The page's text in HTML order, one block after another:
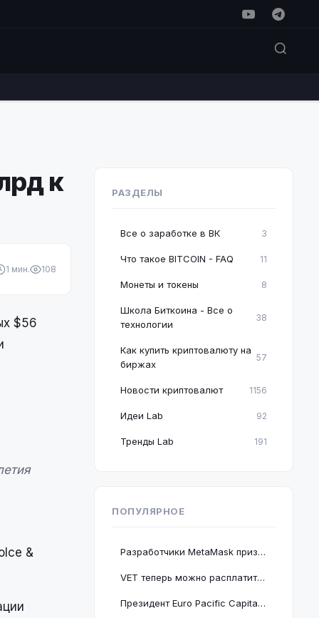
к
1 мин. 108
$56
&
РАЗДЕЛЫ
Все о заработке в ВК 3
Что такое BITCOIN - FAQ 11
Монеты и токены 8
Школа Биткоина - Все о
технологии
38
Как купить криптовалюту на
биржах
57
Новости криптовалют 1156
Идеи Lab 92
Тренды Lab 191
ПОПУЛЯРНОЕ
Разработчики MetaMask призвали пользователей срочно обновить браузер Google Chrome
VET теперь можно расплатиться в 2 миллионах магазинов, проект подключается к BNB Chain
Президент Euro Pacific Capital заявил, что крах криптовалютного рынка полезен для экономики